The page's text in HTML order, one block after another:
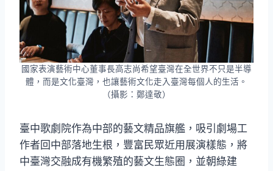
國家表演藝術中心董事長高志尚希望臺灣在全世界不只是半導
體，而是文化臺灣，也讓藝術文化走入臺灣每個人的生活。
（攝影：鄭達敬）
臺中歌劇院作為中部的藝文精品旗艦，吸引劇場工
作者回中部落地生根，豐富民眾近用展演樣態，將
中臺灣交融成有機繁殖的藝文生態圈，並朝綠建